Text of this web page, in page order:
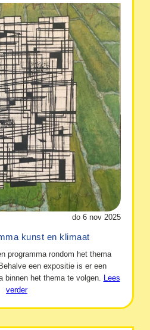
do 6 nov 2025
kunst en klimaat
programma rondom het thema
een expositie is er een
binnen het thema te volgen.
Lees
verder